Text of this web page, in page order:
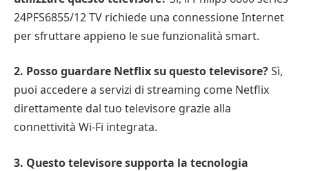
24PFS6855/12 TV richiede una connessione Internet
per sfruttare appieno le sue funzionalità smart.
2. Posso guardare Netflix su questo televisore?Sì,
puoi accedere a servizi di streaming come Netflix
direttamente dal tuo televisore grazie alla
connettività Wi-Fi integrata.
3. Questo televisore supporta la tecnologia